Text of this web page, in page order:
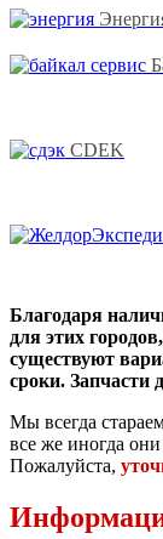
CDEK
Благодаря
для этих
существуют
сроки. Запчасти
Мы всегда
все же иногда
Пожалуйста,